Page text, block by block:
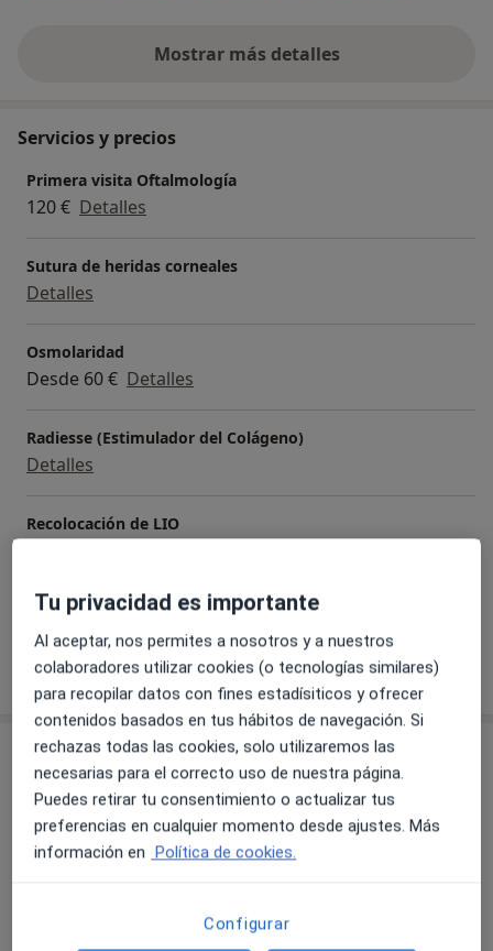
Mostrar más detalles
sobre la experiencia
Servicios y precios
Primera visita Oftalmología
120 € Detalles
Sutura de heridas corneales
Detalles
Osmolaridad
Desde 60 € Detalles
Radiesse (Estimulador del Colágeno)
Detalles
Recolocación de LIO
+ 38 servicios
¿Cómo funcionan los precios?
Consulta
Centro esmé
Avenida de España, 72, San Sebastián de los Reyes
28701
Ampliar
se abre en una nueva
Tu privacidad es importante
Al aceptar, nos permites a nosotros y a nuestros
colaboradores utilizar cookies (o tecnologías similares)
para recopilar datos con fines estadísiticos y ofrecer
contenidos basados en tus hábitos de navegación. Si
rechazas todas las cookies, solo utilizaremos las
necesarias para el correcto uso de nuestra página.
Puedes retirar tu consentimiento o actualizar tus
preferencias en cualquier momento desde ajustes. Más
información en Política de cookies.
Configurar